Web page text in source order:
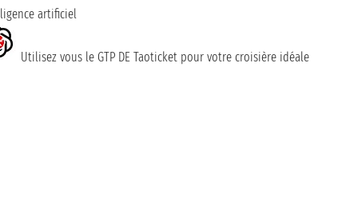
artificiel
Utilisez vous le GTP DE Taoticket pour votre croisière idéale